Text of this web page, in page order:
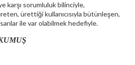
karşı sorumluluk bilinciyle,
ürettiği kullanıcısıyla bütünleşen,
ile var olabilmek hedefiyle.